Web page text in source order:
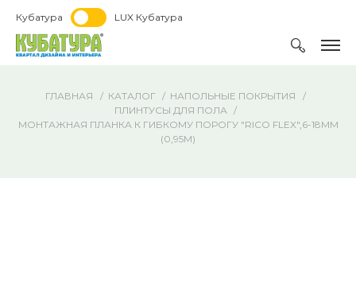
Кубатура LUX Кубатура
ГЛАВНАЯ КАТАЛОГ
НАПОЛЬНЫЕ ПОКРЫТИЯ
ПЛИНТУСЫ ДЛЯ ПОЛА
МОНТАЖНАЯ ПЛАНКА К ГИБКОМУ ПОРОГУ "RICO FLEX",6-18ММ
(0,95М)